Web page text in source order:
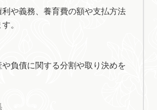
や義務、養育費の額や支払方法
。
負債に関する分割や取り決めを